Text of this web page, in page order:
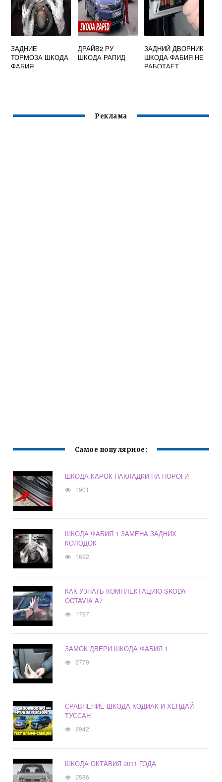
ЗАДНИЕ
ТОРМОЗА ШКОДА
ФАБИЯ
ДРАЙВ2 РУ
ШКОДА РАПИД
ЗАДНИЙ ДВОРНИК
ШКОДА ФАБИЯ НЕ
РАБОТАЕТ
Реклама
Самое популярное:
ШКОДА КАРОК НАКЛАДКИ НА ПОРОГИ
1901
ШКОДА ФАБИЯ 1 ЗАМЕНА ЗАДНИХ
КОЛОДОК
1692
КАК УЗНАТЬ КОМПЛЕКТАЦИЮ SKODA
OCTAVIA A7
1797
ЗАМОК ДВЕРИ ШКОДА ФАБИЯ 1
3779
СРАВНЕНИЕ ШКОДА КОДИАК И ХЕНДАЙ
ТУССАН
8942
ШКОДА ОКТАВИЯ 2011 ГОДА
2586